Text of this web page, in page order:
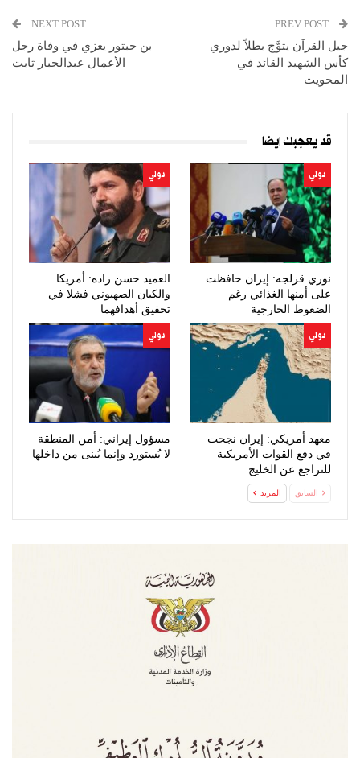
جيل القرآن يتوَّج بطلاً لدوري
كأس الشهيد القائد في
المحويت
NEXT POST
بن حبتور يعزي في وفاة رجل
الأعمال عبدالجبار ثابت
قد يعجبك ايضا
دولي
نوري قزلجه: إيران حافظت
على أمنها الغذائي رغم
الضغوط الخارجية
دولي
العميد حسن زاده: أمريكا
والكيان الصهيوني فشلا في
تحقيق أهدافهما
دولي
معهد أمريكي: إيران نجحت
في دفع القوات الأمريكية
للتراجع عن الخليج
دولي
مسؤول إيراني: أمن المنطقة
لا يُستورد وإنما يُبنى من داخلها
السابق المزيد